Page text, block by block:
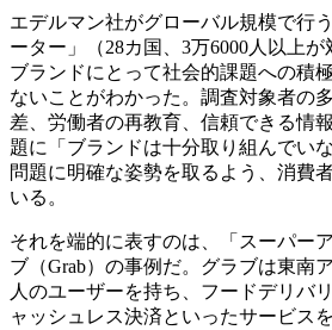
エデルマン社がグローバル規模で行
ーター」（28カ国、3万6000人以上が
ブランドにとって社会的課題への積
ないことがわかった。調査対象者の
差、労働者の再教育、信頼できる情
題に「ブランドは十分取り組んでい
問題に明確な姿勢を取るよう、消費
いる。
それを端的に表すのは、「スーパー
ブ（Grab）の事例だ。グラブは東南
人のユーザーを持ち、フードデリバ
ャッシュレス決済といったサービス